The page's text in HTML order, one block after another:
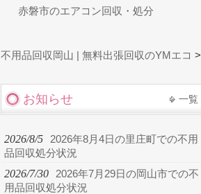
赤磐市のエアコン回収・処分
不用品回収岡山 | 無料出張回収のYMエコ >
お知らせ 一覧
2026/8/5
2026年8月4日の里庄町での不用
品回収処分状況
2026/7/30
2026年7月29日の岡山市での不
用品回収処分状況